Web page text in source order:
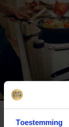
Toestemming